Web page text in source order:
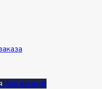
Мой аккаунт